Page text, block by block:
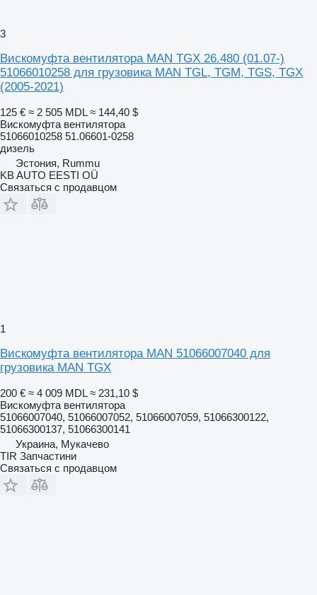
3
Вискомуфта вентилятора MAN TGX 26.480 (01.07-)
51066010258 для грузовика MAN TGL, TGM, TGS, TGX
(2005-2021)
125 € ≈ 2 505 MDL ≈ 144,40 $
Вискомуфта вентилятора
51066010258 51.06601-0258
дизель
Эстония, Rummu
KB AUTO EESTI OÜ
Связаться с продавцом
1
Вискомуфта вентилятора MAN 51066007040 для
грузовика MAN TGX
200 € ≈ 4 009 MDL ≈ 231,10 $
Вискомуфта вентилятора
51066007040, 51066007052, 51066007059, 51066300122,
51066300137, 51066300141
Украина, Мукачево
TIR Запчастини
Связаться с продавцом